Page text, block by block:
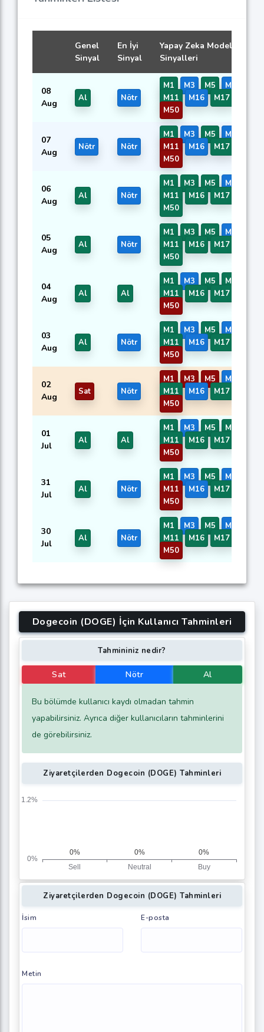
Genel
Sinyal
En İyi
Sinyal
Yapay Zeka Modellerinin
Sinyalleri
08
Aug
Al Nötr
M1 M3 M5
M7
M11
M16 M17
M50
07
Aug
Nötr Nötr
M1 M3 M5
M7
M11
M16 M17
M50
06
Aug
Al Nötr
M1 M3 M5
M7
M11
M16 M17
M50
05
Aug
Al Nötr
M1 M3 M5
M7
M11
M16 M17
M50
04
Aug
Al Al
M1 M3 M5
M7
M11
M16 M17
M50
03
Aug
Al Nötr
M1 M3 M5
M7
M11
M16 M17
M50
02
Aug
Sat Nötr
M1 M3 M5
M7
M11
M16 M17
M50
01
Jul
Al Al
M1 M3 M5
M7
M11
M16 M17
M50
31
Jul
Al Nötr
M1 M3 M5
M7
M11
M16 M17
M50
30
Jul
Al Nötr
M1 M3 M5
M7
M11
M16 M17
M50
Dogecoin (DOGE) İçin Kullanıcı Tahminleri
Tahmininiz nedir?
Sat Nötr Al
Bu bölümde kullanıcı kaydı olmadan tahmin
yapabilirsiniz. Ayrıca diğer kullanıcıların tahminlerini
de görebilirsiniz.
Ziyaretçilerden Dogecoin (DOGE) Tahminleri
Ziyaretçilerden Dogecoin (DOGE) Tahminleri
İsim E-posta
Metin